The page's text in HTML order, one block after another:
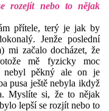
rozejít nebo to nějak
přítele, terý je jak by
Jenže poslední
mi začalo docházet, že
mě fyzicky moc
nebyl pěkný ale on je
pusa ještě nebyla ikdyž
Myslíte si, že to nějak
lepší se rozjít nebo to